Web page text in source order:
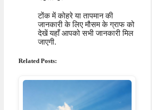
टोंक में कोहरे या तापमान की
जानकारी के लिए मौसम के ग्राफ को
देखें यहाँ आपको सभी जानकारी मिल
जाएगी.
Related Posts: